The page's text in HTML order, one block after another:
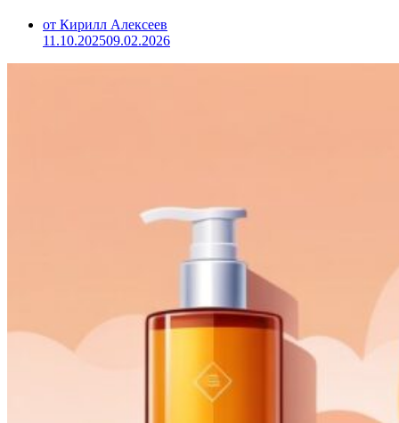
от Кирилл Алексеев
11.10.202509.02.2026